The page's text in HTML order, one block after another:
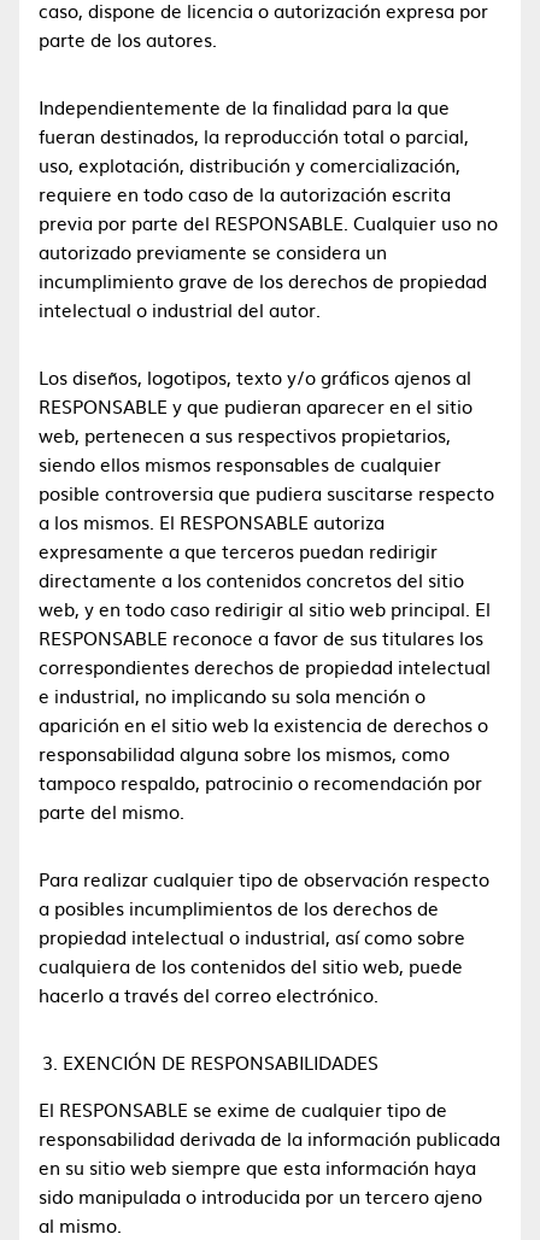
caso, dispone de licencia o autorización expresa por
parte de los autores.
Independientemente de la finalidad para la que
fueran destinados, la reproducción total o parcial,
uso, explotación, distribución y comercialización,
requiere en todo caso de la autorización escrita
previa por parte del RESPONSABLE. Cualquier uso no
autorizado previamente se considera un
incumplimiento grave de los derechos de propiedad
intelectual o industrial del autor.
Los diseños, logotipos, texto y/o gráficos ajenos al
RESPONSABLE y que pudieran aparecer en el sitio
web, pertenecen a sus respectivos propietarios,
siendo ellos mismos responsables de cualquier
posible controversia que pudiera suscitarse respecto
a los mismos. El RESPONSABLE autoriza
expresamente a que terceros puedan redirigir
directamente a los contenidos concretos del sitio
web, y en todo caso redirigir al sitio web principal. El
RESPONSABLE reconoce a favor de sus titulares los
correspondientes derechos de propiedad intelectual
e industrial, no implicando su sola mención o
aparición en el sitio web la existencia de derechos o
responsabilidad alguna sobre los mismos, como
tampoco respaldo, patrocinio o recomendación por
parte del mismo.
Para realizar cualquier tipo de observación respecto
a posibles incumplimientos de los derechos de
propiedad intelectual o industrial, así como sobre
cualquiera de los contenidos del sitio web, puede
hacerlo a través del correo electrónico.
EXENCIÓN DE RESPONSABILIDADES
El RESPONSABLE se exime de cualquier tipo de
responsabilidad derivada de la información publicada
en su sitio web siempre que esta información haya
sido manipulada o introducida por un tercero ajeno
al mismo.